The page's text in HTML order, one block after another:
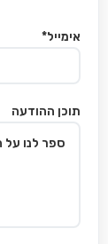
אימייל*
תוכן ההודעה